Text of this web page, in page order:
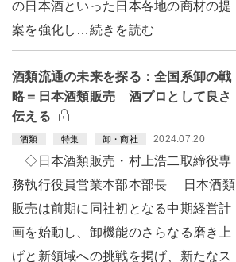
の日本酒といった日本各地の商材の提
案を強化し…続きを読む
酒類流通の未来を探る：全国系卸の戦
略＝日本酒類販売 酒プロとして良さ
伝える
酒類 特集 卸・商社 2024.07.20
◇日本酒類販売・村上浩二取締役専
務執行役員営業本部本部長 日本酒類
販売は前期に同社初となる中期経営計
画を始動し、卸機能のさらなる磨き上
げと新領域への挑戦を掲げ、新たなス